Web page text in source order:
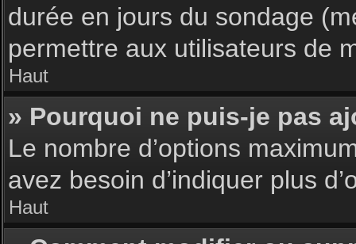
durée en jours du sondage
permettre aux utilisateurs de
Haut
» Pourquoi ne puis-je pas
Le nombre d’options
avez besoin d’indiquer plus
Haut